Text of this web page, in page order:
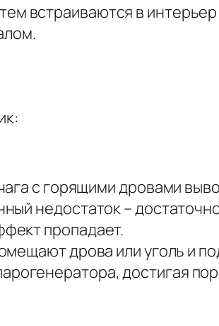
встраиваются в
с горящими дровами
недостаток –
пропадает.
дрова или уголь и
достигая